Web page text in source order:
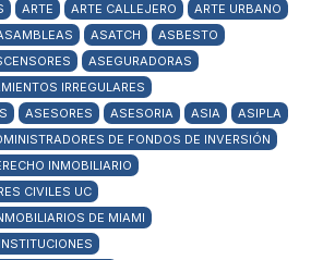
ARTE ARTE CALLEJERO
ARTE URBANO
ASATCH
ASBESTO
ASEGURADORAS
IRREGULARES
ASESORES ASESORIA ASIA
ASIPLA
DE FONDOS DE INVERSIÓN
INMOBILIARIO
CIVILES UC
DE MIAMI